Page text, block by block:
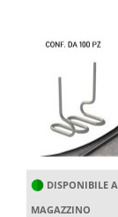
DISPONIBILE A
MAGAZZINO